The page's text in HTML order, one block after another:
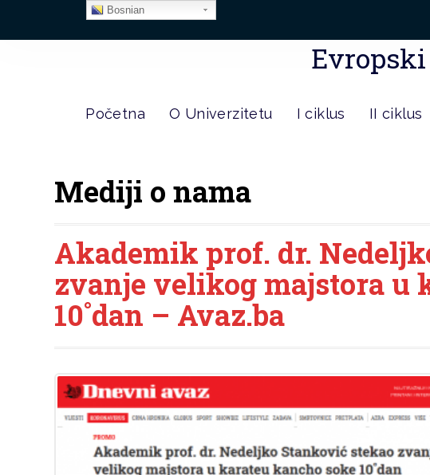
Početna O Univerzitetu I ciklus II ciklus
Mediji o nama
Akademik prof. dr.
zvanje velikog majstora u
10˚dan – Avaz.ba
Bosnian